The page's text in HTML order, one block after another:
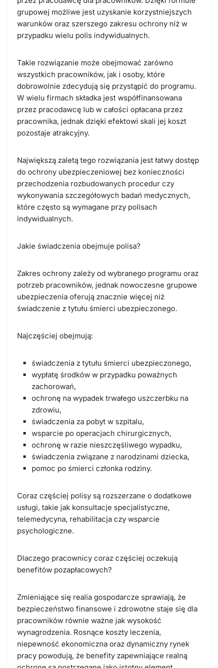
grupowej możliwe jest uzyskanie korzystniejszych
warunków oraz szerszego zakresu ochrony niż w
przypadku wielu polis indywidualnych.
Takie rozwiązanie może obejmować zarówno
wszystkich pracowników, jak i osoby, które
dobrowolnie zdecydują się przystąpić do programu.
W wielu firmach składka jest współfinansowana
przez pracodawcę lub w całości opłacana przez
pracownika, jednak dzięki efektowi skali jej koszt
pozostaje atrakcyjny.
Największą zaletą tego rozwiązania jest łatwy dostęp
do ochrony ubezpieczeniowej bez konieczności
przechodzenia rozbudowanych procedur czy
wykonywania szczegółowych badań medycznych,
które często są wymagane przy polisach
indywidualnych.
Jakie świadczenia obejmuje polisa?
Zakres ochrony zależy od wybranego programu oraz
potrzeb pracowników, jednak nowoczesne grupowe
ubezpieczenia oferują znacznie więcej niż
świadczenie z tytułu śmierci ubezpieczonego.
Najczęściej obejmują:
świadczenia z tytułu śmierci ubezpieczonego,
wypłatę środków w przypadku poważnych
zachorowań,
ochronę na wypadek trwałego uszczerbku na
zdrowiu,
świadczenia za pobyt w szpitalu,
wsparcie po operacjach chirurgicznych,
ochronę w razie nieszczęśliwego wypadku,
świadczenia związane z narodzinami dziecka,
pomoc po śmierci członka rodziny.
Coraz częściej polisy są rozszerzane o dodatkowe
usługi, takie jak konsultacje specjalistyczne,
telemedycyna, rehabilitacja czy wsparcie
psychologiczne.
Dlaczego pracownicy coraz częściej oczekują
benefitów pozapłacowych?
Zmieniające się realia gospodarcze sprawiają, że
bezpieczeństwo finansowe i zdrowotne staje się dla
pracowników równie ważne jak wysokość
wynagrodzenia. Rosnące koszty leczenia,
niepewność ekonomiczna oraz dynamiczny rynek
pracy powodują, że benefity zapewniające realną